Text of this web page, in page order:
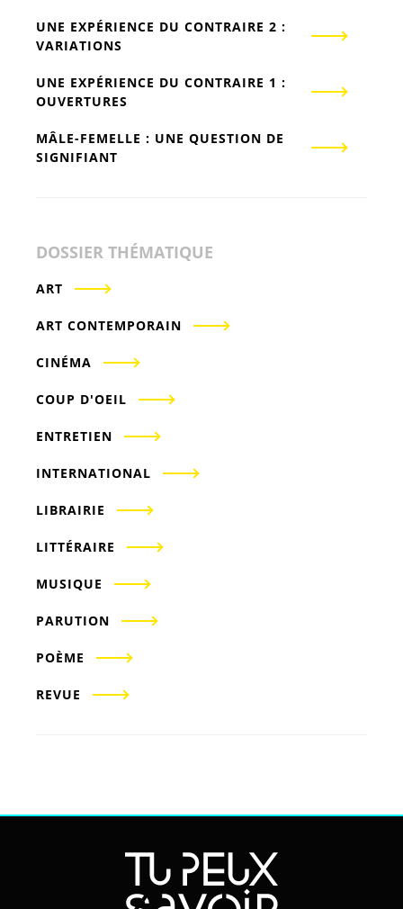
UNE EXPÉRIENCE DU CONTRAIRE 2 :
VARIATIONS
UNE EXPÉRIENCE DU CONTRAIRE 1 :
OUVERTURES
MÂLE-FEMELLE : UNE QUESTION DE
SIGNIFIANT
DOSSIER THÉMATIQUE
ART
ART CONTEMPORAIN
CINÉMA
COUP D'OEIL
ENTRETIEN
INTERNATIONAL
LIBRAIRIE
LITTÉRAIRE
MUSIQUE
PARUTION
POÈME
REVUE